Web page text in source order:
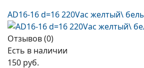
AD16-16 d=16 220Vac желтый\
Отзывов (0)
Есть в наличии
150 руб.